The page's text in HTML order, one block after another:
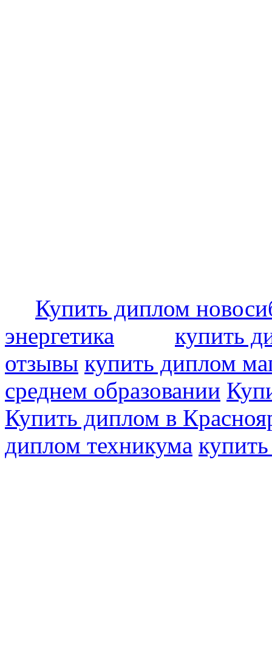
Купить диплом
энергетика
купить
отзывы купить диплом
среднем образовании
Купить диплом в
диплом техникума